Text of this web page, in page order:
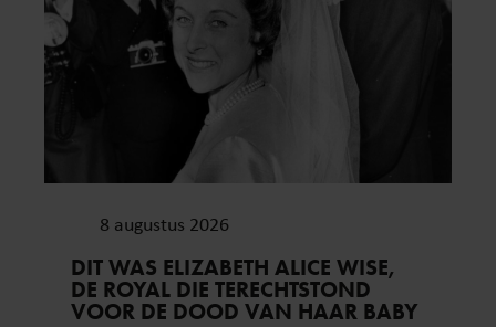
8 augustus 2026
DIT WAS ELIZABETH ALICE WISE,
DE ROYAL DIE TERECHTSTOND
VOOR DE DOOD VAN HAAR BABY